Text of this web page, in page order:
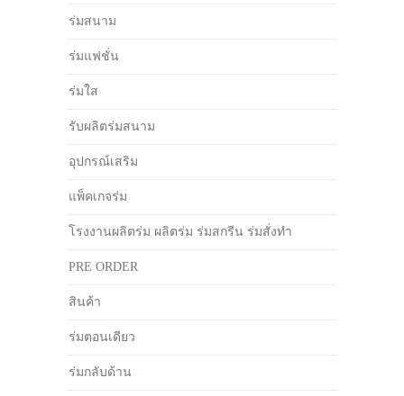
ร่มสนาม
ร่มแฟชั่น
ร่มใส
รับผลิตร่มสนาม
อุปกรณ์เสริม
แพ็คเกจร่ม
โรงงานผลิตร่ม ผลิตร่ม ร่มสกรีน ร่มสั่งทำ
PRE ORDER
สินค้า
ร่มตอนเดียว
ร่มกลับด้าน